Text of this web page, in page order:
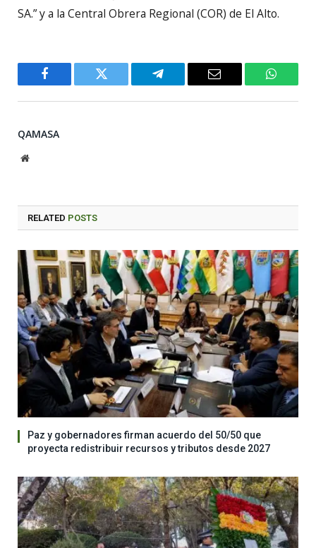
SA.” y a la Central Obrera Regional (COR) de El Alto.
Facebook Twitter Telegram Email
QAMASA
Website
RELATED POSTS
Paz y gobernadores firman acuerdo del 50/50 que
proyecta redistribuir recursos y tributos desde 2027